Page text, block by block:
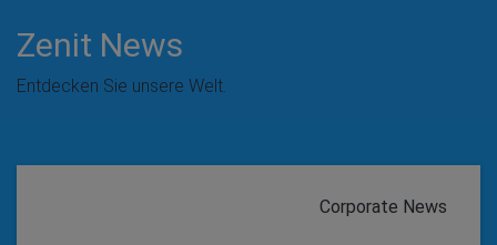
Zenit News
Entdecken Sie unsere Welt.
Corporate News